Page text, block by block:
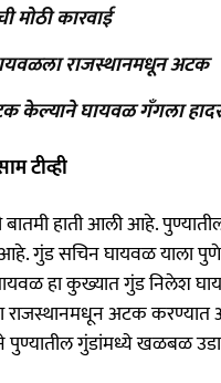
मोठी कारवाई
राजस्थानमधून अटक
केल्याने घायवळ गँगला
टीव्ही
बातमी हाती आली आहे.
गुंड सचिन घायवळ याला
हा कुख्यात गुंड निलेश
राजस्थानमधून अटक
गुंडांमध्ये खळबळ